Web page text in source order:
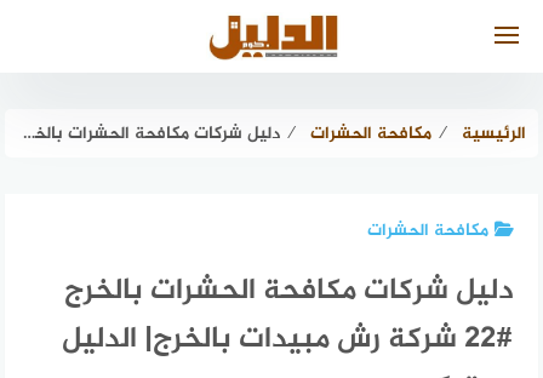
الرئيسية ⁄ مكافحة الحشرات ⁄ دليل شركات مكافحة الحشرات بالخرج #22 شركة رش مبيدات بالخرج| الدليل دوت كوم
مكافحة الحشرات
دليل شركات مكافحة الحشرات بالخرج
#22 شركة رش مبيدات بالخرج| الدليل